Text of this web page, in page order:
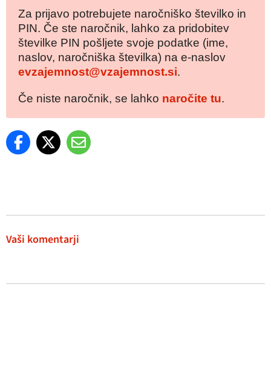
Za prijavo potrebujete naročniško številko in
PIN. Če ste naročnik, lahko za pridobitev
številke PIN pošljete svoje podatke (ime,
naslov, naročniška številka) na e-naslov
evzajemnost@vzajemnost.si.
Če niste naročnik, se lahko naročite tu.
Vaši komentarji